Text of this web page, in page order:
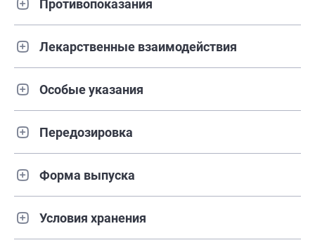
Противопоказания
Лекарственные взаимодействия
Особые указания
Передозировка
Форма выпуска
Условия хранения